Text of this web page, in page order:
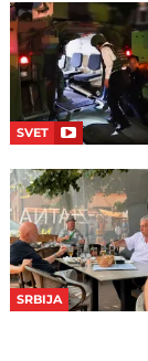
SVET
SRBIJA